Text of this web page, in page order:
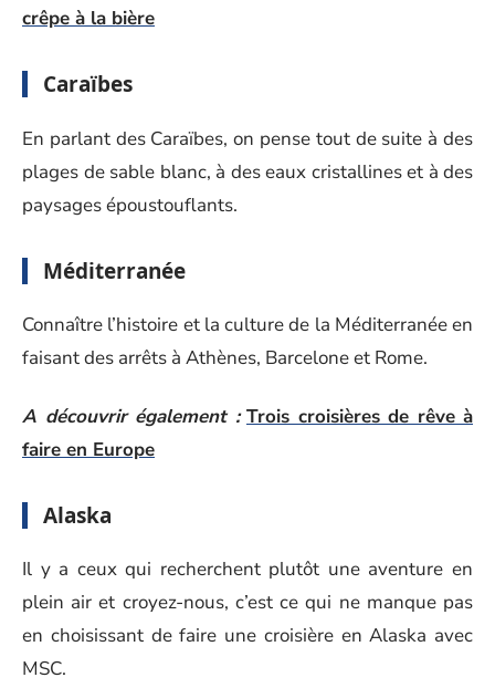
crêpe à la bière
Caraïbes
En parlant des Caraïbes, on pense tout de suite à des
plages de sable blanc, à des eaux cristallines et à des
paysages époustouflants.
Méditerranée
Connaître l’histoire et la culture de la Méditerranée en
faisant des arrêts à Athènes, Barcelone et Rome.
A découvrir également : Trois croisières de rêve à
faire en Europe
Alaska
Il y a ceux qui recherchent plutôt une aventure en
plein air et croyez-nous, c’est ce qui ne manque pas
en choisissant de faire une croisière en Alaska avec
MSC.